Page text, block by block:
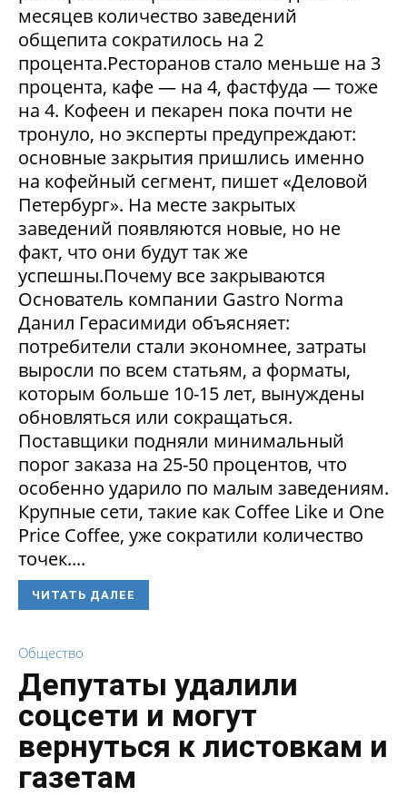
месяцев количество заведений
общепита сократилось на 2
процента.Ресторанов стало меньше на 3
процента, кафе — на 4, фастфуда — тоже
на 4. Кофеен и пекарен пока почти не
тронуло, но эксперты предупреждают:
основные закрытия пришлись именно
на кофейный сегмент, пишет «Деловой
Петербург». На месте закрытых
заведений появляются новые, но не
факт, что они будут так же
успешны.Почему все закрываются
Основатель компании Gastro Norma
Данил Герасимиди объясняет:
потребители стали экономнее, затраты
выросли по всем статьям, а форматы,
которым больше 10-15 лет, вынуждены
обновляться или сокращаться.
Поставщики подняли минимальный
порог заказа на 25-50 процентов, что
особенно ударило по малым заведениям.
Крупные сети, такие как Coffee Like и One
Price Coffee, уже сократили количество
точек....
ЧИТАТЬ ДАЛЕЕ
Общество
Депутаты удалили
соцсети и могут
вернуться к листовкам и
газетам